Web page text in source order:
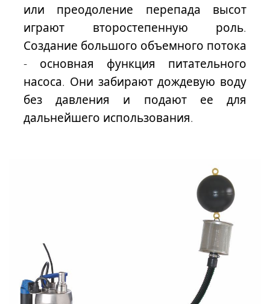
или преодоление перепада высот
играют второстепенную роль.
Создание большого объемного потока
- основная функция питательного
насоса. Они забирают дождевую воду
без давления и подают ее для
дальнейшего использования.